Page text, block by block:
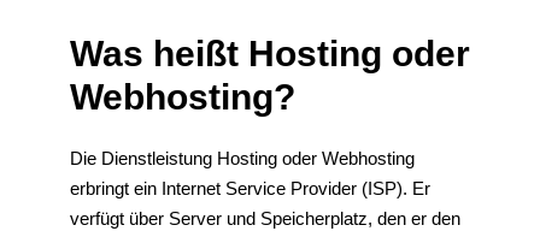
Was heißt Hosting oder
Webhosting?
Die Dienstleistung Hosting oder Webhosting
erbringt ein Internet Service Provider (ISP). Er
verfügt über Server und Speicherplatz, den er den